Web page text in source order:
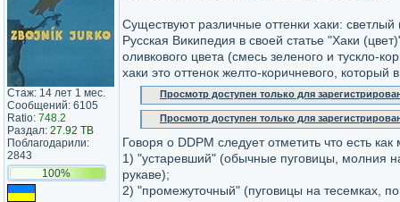
Стаж: 14 лет 1 мес.
Сообщений: 6105
Ratio: 748.2
Раздал: 27.92 TB
Поблагодарили:
2843
100%
Существуют различные оттенки хаки:
Русская Википедия в своей статье "Хаки
оливкового цвета (смесь зеленого и тускло-
хаки это оттенок желто-коричневого,
Просмотр доступен только для
Просмотр доступен только для
Говоря о DDPM следует отметить что есть
1) "устаревший" (обычные пуговицы, молния
рукаве);
2) "промежуточный" (пуговицы на тесемках,